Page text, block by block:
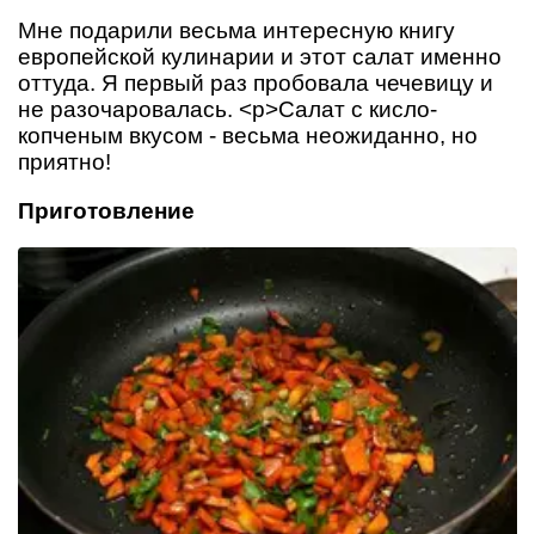
Мне подарили весьма интересную книгу
европейской кулинарии и этот салат именно
оттуда. Я первый раз пробовала чечевицу и
не разочаровалась. <p>Салат с кисло-
копченым вкусом - весьма неожиданно, но
приятно!
Приготовление